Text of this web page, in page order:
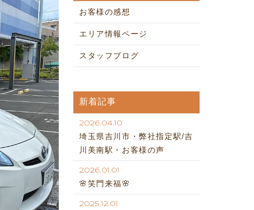
お客様の感想
エリア情報ページ
スタッフブログ
新着記事
2026.04.10
埼玉県吉川市・弊社指定駅/吉
川美南駅・お客様の声
2026.01.01
🌸笑門来福🌸
2025.12.01